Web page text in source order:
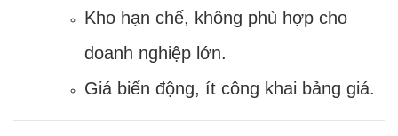
Kho hạn chế, không phù hợp cho
doanh nghiệp lớn.
Giá biến động, ít công khai bảng giá.